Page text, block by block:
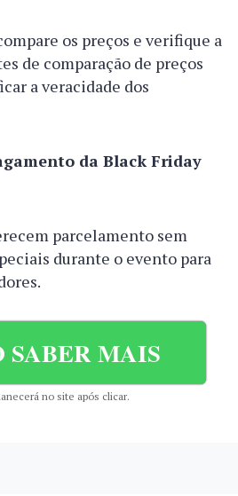
os preços e verifique a
de comparação de preços
a veracidade dos
da Black Friday
parcelamento sem
durante o evento para
SABER MAIS
no site após clicar.